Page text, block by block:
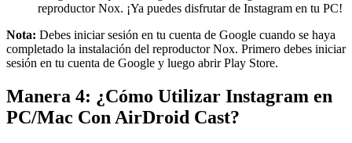
reproductor Nox. ¡Ya puedes disfrutar de Instagram en tu PC!
Nota: Debes iniciar sesión en tu cuenta de Google cuando se haya
completado la instalación del reproductor Nox. Primero debes iniciar
sesión en tu cuenta de Google y luego abrir Play Store.
Manera 4: ¿Cómo Utilizar Instagram en
PC/Mac Con AirDroid Cast?